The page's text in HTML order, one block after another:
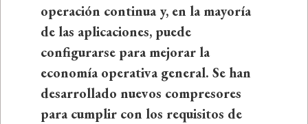
operación continua y, en la mayoría
de las aplicaciones, puede
configurarse para mejorar la
economía operativa general. Se han
desarrollado nuevos compresores
para cumplir con los requisitos de